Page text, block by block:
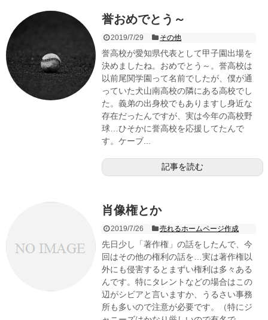
誉おめでとう～
2019/7/29 その他
誉高校が愛知県代表として甲子園出場を
決めましたね。おめでとう～。誉高校は
以前尾関学園って名前でしたが、僕が通
っていた犬山南高校の隣にある高校でし
た。義弟の出身校でもありますし身近な
存在だったんですが、実は今年の高校野
球…ひそかに誉高校を応援してたんで
す。ケーブ...
記事を読む
肖像権とか
2019/7/26 売れるホームページ作成
先日少し「著作権」の話をしたんで、今
回はその他の権利の話を…実は著作権以
外にも侵害するとまずい権利は多々ある
んです。特にタレントなどの場合はこの
辺がシビアと言いますか、うるさい事務
所も多いので注意が必要です。（特にジ